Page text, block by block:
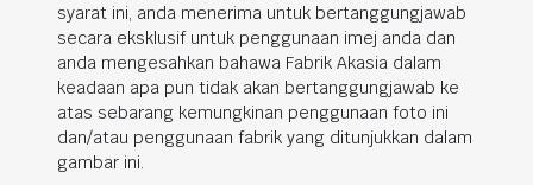
syarat ini, anda menerima untuk bertanggungjawab
secara eksklusif untuk penggunaan imej anda dan
anda mengesahkan bahawa Fabrik Akasia dalam
keadaan apa pun tidak akan bertanggungjawab ke
atas sebarang kemungkinan penggunaan foto ini
dan/atau penggunaan fabrik yang ditunjukkan dalam
gambar ini.